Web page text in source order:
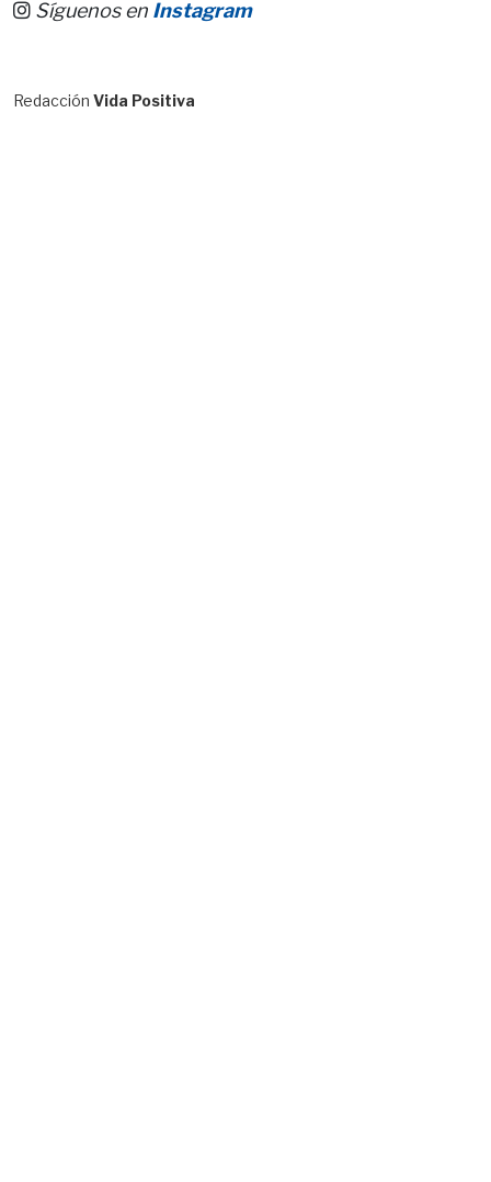
Síguenos en Instagram
Redacción Vida Positiva